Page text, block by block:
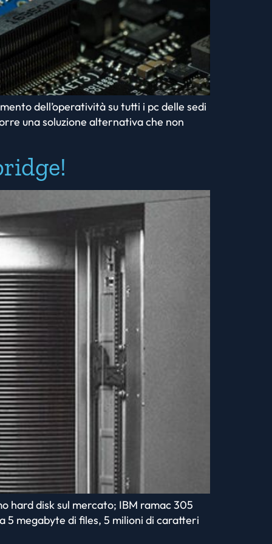
dell’operatività su tutti i pc delle sedi
una soluzione alternativa che non
hard disk sul mercato; IBM ramac 305
5 megabyte di files, 5 milioni di caratteri